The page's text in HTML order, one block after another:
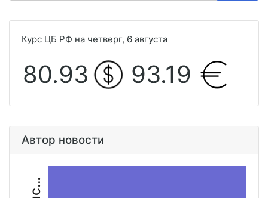
Курс ЦБ РФ на четверг, 6 августа
80.93 93.19
Автор новости
М
а